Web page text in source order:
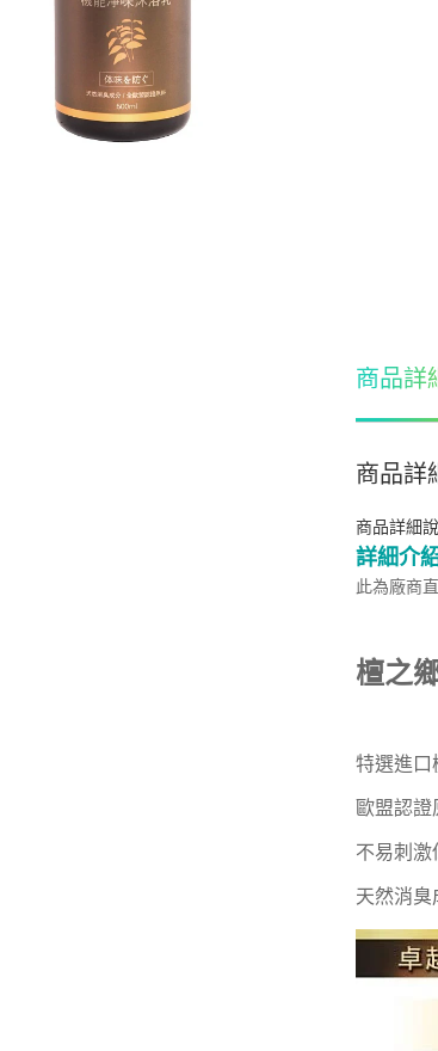
商品詳
商品詳
商品詳細
詳細介
此為廠商
檀之
特選進口
歐盟認證
不易刺激
天然消臭